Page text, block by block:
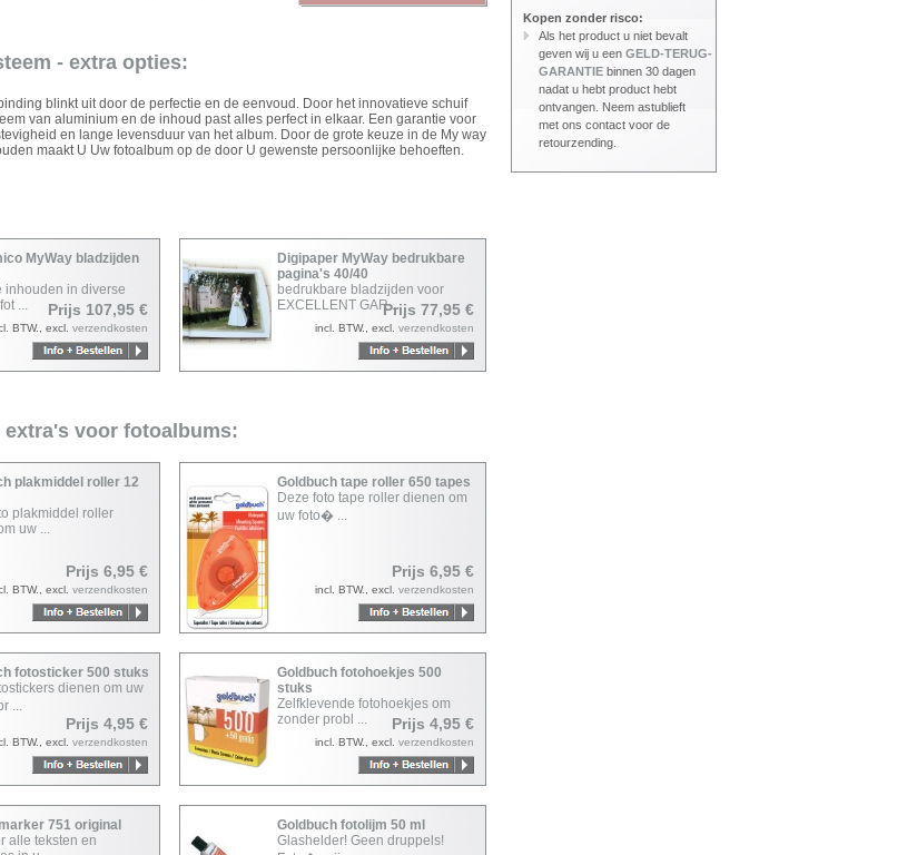
Kopen zonder risco:
Als het product u niet bevalt
geven wij u een GELD-TERUG-
GARANTIE binnen 30 dagen
nadat u hebt product hebt
ontvangen. Neem astublieft
met ons contact voor de
retourzending.
- extra opties:
blinkt uit door de perfectie en de eenvoud. Door het innovatieve schuif
van aluminium en de inhoud past alles perfect in elkaar. Een garantie voor
en lange levensduur van het album. Door de grote keuze in de My way
maakt U Uw fotoalbum op de door U gewenste persoonlijke behoeften.
MyWay bladzijden
inhouden in diverse
...
Prijs 107,95 €
BTW., excl. verzendkosten
Digipaper MyWay bedrukbare
pagina's 40/40
bedrukbare bladzijden voor
EXCELLENT GAR ...Prijs 77,95 €
incl. BTW., excl. verzendkosten
voor fotoalbums:
plakmiddel roller 12
plakmiddel roller
uw ...
Prijs 6,95 €
BTW., excl. verzendkosten
Goldbuch tape roller 650 tapes
Deze foto tape roller dienen om
uw foto� ...
Prijs 6,95 €
incl. BTW., excl. verzendkosten
fotosticker 500 stuks
dienen om uw
...
Prijs 4,95 €
BTW., excl. verzendkosten
Goldbuch fotohoekjes 500
stuks
Zelfklevende fotohoekjes om
zonder probl ...
Prijs 4,95 €
incl. BTW., excl. verzendkosten
751 original
alle teksten en
Goldbuch fotolijm 50 ml
Glashelder! Geen druppels!